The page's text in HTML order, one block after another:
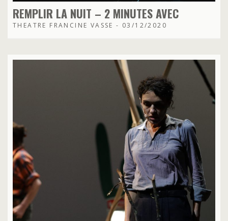
REMPLIR LA NUIT – 2 MINUTES AVEC
THEATRE FRANCINE VASSE - 03/12/2020